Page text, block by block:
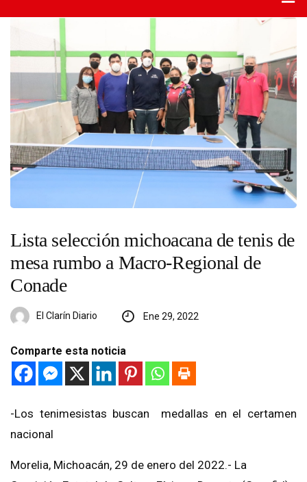
Lista selección michoacana de tenis de
mesa rumbo a Macro-Regional de
Conade
El Clarín Diario Ene 29, 2022
Comparte esta noticia
-Los tenimesistas buscan medallas en el certamen
nacional
Morelia, Michoacán, 29 de enero del 2022.- La